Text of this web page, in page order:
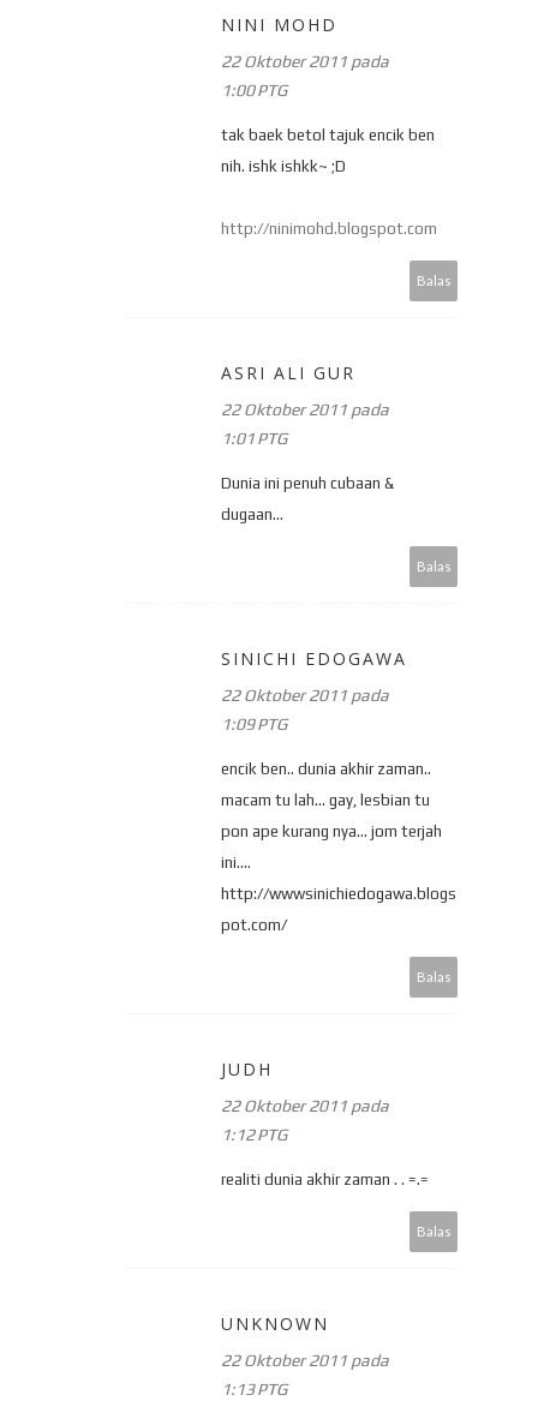
NINI MOHD
22 Oktober 2011 pada
1:00 PTG
tak baek betol tajuk encik ben
nih. ishk ishkk~ ;D
http://ninimohd.blogspot.com
Balas
ASRI ALI GUR
22 Oktober 2011 pada
1:01 PTG
Dunia ini penuh cubaan &
dugaan...
Balas
SINICHI EDOGAWA
22 Oktober 2011 pada
1:09 PTG
encik ben.. dunia akhir zaman..
macam tu lah... gay, lesbian tu
pon ape kurang nya... jom terjah
ini....
http://wwwsinichiedogawa.blogs
pot.com/
Balas
JUDH
22 Oktober 2011 pada
1:12 PTG
realiti dunia akhir zaman . . =.=
Balas
UNKNOWN
22 Oktober 2011 pada
1:13 PTG